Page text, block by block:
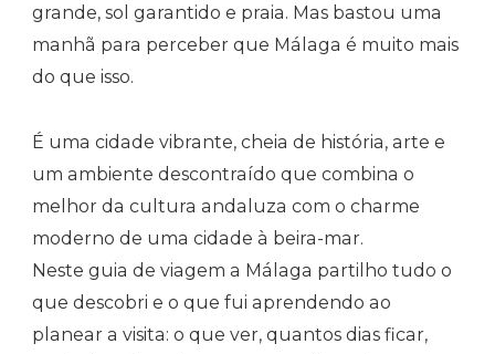
Máximo
grande, sol garantido e praia. Mas bastou uma
manhã para perceber que Málaga é muito mais
do que isso.
É uma cidade vibrante, cheia de história, arte e
um ambiente descontraído que combina o
melhor da cultura andaluza com o charme
moderno de uma cidade à beira-mar.
Neste guia de viagem a Málaga partilho tudo o
que descobri e o que fui aprendendo ao
planear a visita: o que ver, quantos dias ficar,